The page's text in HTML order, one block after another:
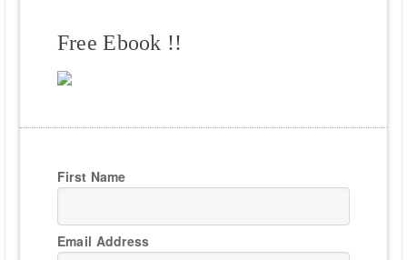
Free Ebook !!
First Name
Email Address